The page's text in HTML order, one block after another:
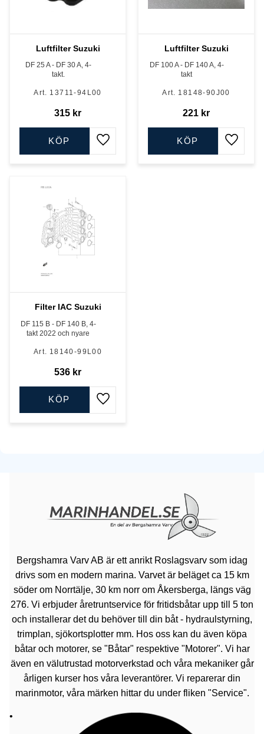
Luftfilter Suzuki
DF 25 A - DF 30 A, 4-
takt.
13711-94L00
315 kr
Lägg till i favoriter
KÖP
Luftfilter Suzuki
DF 100 A - DF 140 A, 4-
takt
18148-90J00
221 kr
Lägg
KÖP
Filter IAC Suzuki
DF 115 B - DF 140 B, 4-
takt 2022 och nyare
18140-99L00
536 kr
Lägg till i favoriter
KÖP
Bergshamra Varv AB är ett anrikt Roslagsvarv som idag
drivs som en modern marina. Varvet är beläget ca 15 km
söder om Norrtälje, 30 km norr om Åkersberga, längs väg
276. Vi erbjuder åretruntservice för fritidsbåtar upp till 5 ton
och installerar det du behöver till din båt - hydraulstyrning,
trimplan, sjökortsplotter mm. Hos oss kan du även köpa
båtar och motorer, se "Båtar" respektive "Motorer". Vi har
även en välutrustad motorverkstad och våra mekaniker går
årligen kurser hos våra leverantörer. Vi reparerar din
marinmotor, våra märken hittar du under fliken "Service".